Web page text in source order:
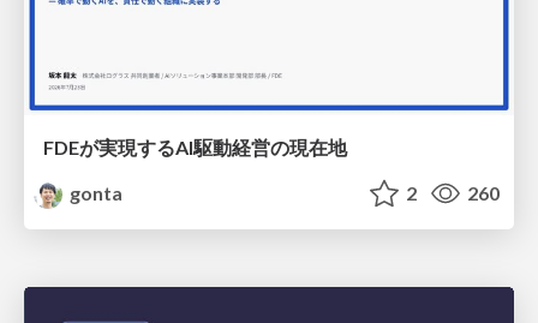
FDEが実現するAI駆動経営の現在地
gonta
2 260